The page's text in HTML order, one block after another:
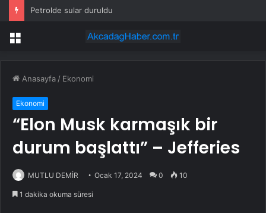
Petrolde sular duruldu
Menü
Anasayfa / Ekonomi
Ekonomi
“Elon Musk karmaşık bir
durum başlattı” – Jefferies
MUTLU DEMİR Ocak 17, 2024 0 10
1 dakika okuma süresi